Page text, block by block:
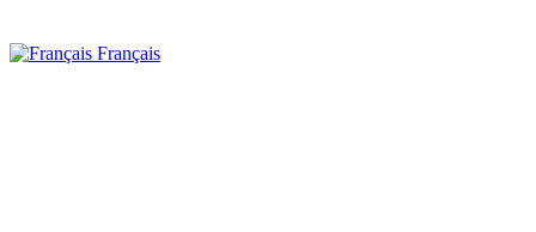
Français